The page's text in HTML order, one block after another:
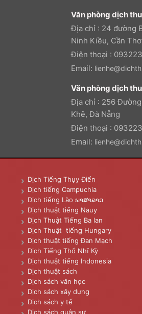
Văn phòng dịch
Địa chỉ : 24 đường
Ninh Kiều, Cần Thơ
Điện thoại :
Email:
Văn phòng dịch
Địa chỉ : 256
Khê, Đà Nẵng
Điện thoại :
Email:
Dịch Tiếng Thụy Điển
Dịch tiếng Campuchia
Dịch tiếng Lào ພາສາລາວ
Dịch thuật tiếng Nauy
Dịch Thuật Tiếng Ba lan
Dịch Thuật tiếng Hungary
Dịch thuật tiếng Đan Mạch
Dịch Tiếng Thổ Nhĩ Kỳ
Dịch thuật tiếng Indonesia
Dịch thuật sách
Dịch sách văn học
Dịch sách xây dựng
Dịch sách y tế
Dịch sách quân sự